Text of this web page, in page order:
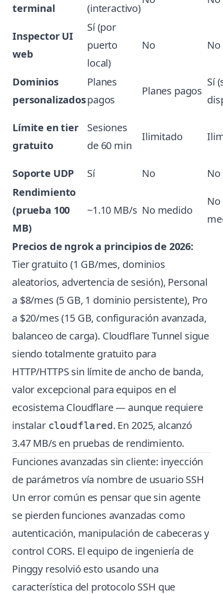
terminal (interactivo)
Inspector UI
web
Sí (por
puerto
local)
No No
Dominios
personalizados
Planes
pagos
Planes pagos
Sí
Límite en tier
gratuito
Sesiones
de 60 min
Ilimitado
Soporte UDP Sí No
No
Rendimiento
(prueba 100
MB)
~1.10 MB/s No medido
No
Precios de ngrok a principios de 2026:
Tier gratuito (1 GB/mes, dominios
aleatorios, advertencia de sesión), Personal
a $8/mes (5 GB, 1 dominio persistente), Pro
a $20/mes (15 GB, configuración avanzada,
balanceo de carga). Cloudflare Tunnel sigue
siendo totalmente gratuito para
HTTP/HTTPS sin límite de ancho de banda,
valor excepcional para equipos en el
ecosistema Cloudflare — aunque requiere
instalar cloudflared. En 2025, alcanzó
3.47 MB/s en pruebas de rendimiento.
Funciones avanzadas sin cliente: inyección
de parámetros vía nombre de usuario SSH
Un error común es pensar que sin agente
se pierden funciones avanzadas como
autenticación, manipulación de cabeceras y
control CORS. El equipo de ingeniería de
Pinggy resolvió esto usando una
característica del protocolo SSH que